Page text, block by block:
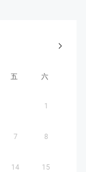
五 六
1
7 8
14 15